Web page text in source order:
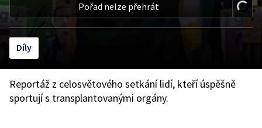
Pořad nelze přehrát
Díly
Reportáž z celosvětového setkání lidí, kteří úspěšně
sportují s transplantovanými orgány.